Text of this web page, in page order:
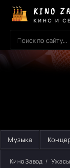
KINO
КИНО И
Музыка
Кино Завод Ужасы